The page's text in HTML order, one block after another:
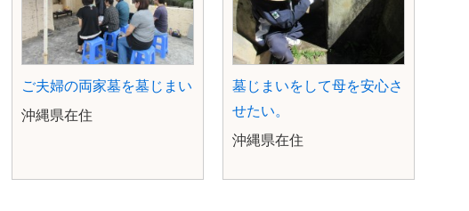
ご夫婦の両家墓を墓じまい
沖縄県在住
墓じまいをして母を安心さ
せたい。
沖縄県在住